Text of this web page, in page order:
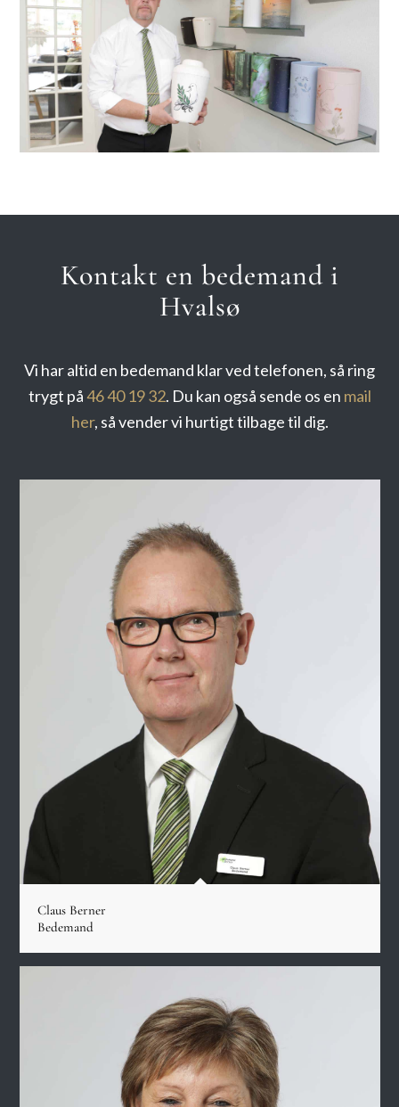
Claus Berner
Bedemand
Kontakt en bedemand i
Hvalsø
Vi har altid en bedemand klar ved telefonen, så ring
trygt på46 40 19 32. Du kan også sende os en mail
her, så vender vi hurtigt tilbage til dig.